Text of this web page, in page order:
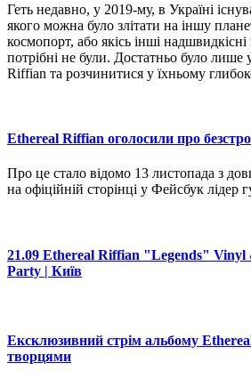
Геть недавно, у 2019-му, в Україні
якого можна було злітати на іншу
космопорт, або якісь інші
потрібні не були. Достатньо було лише
Riffian та розчинитися у їхньому
Ethereal Riffian оголосили про
Про це стало відомо 13 листопада з
на офіційній сторінці у Фейсбук лідер
21.09 Ethereal Riffian "Legends" Vinyl
Party | Київ
Ексклюзивний стрім альбому
творцями